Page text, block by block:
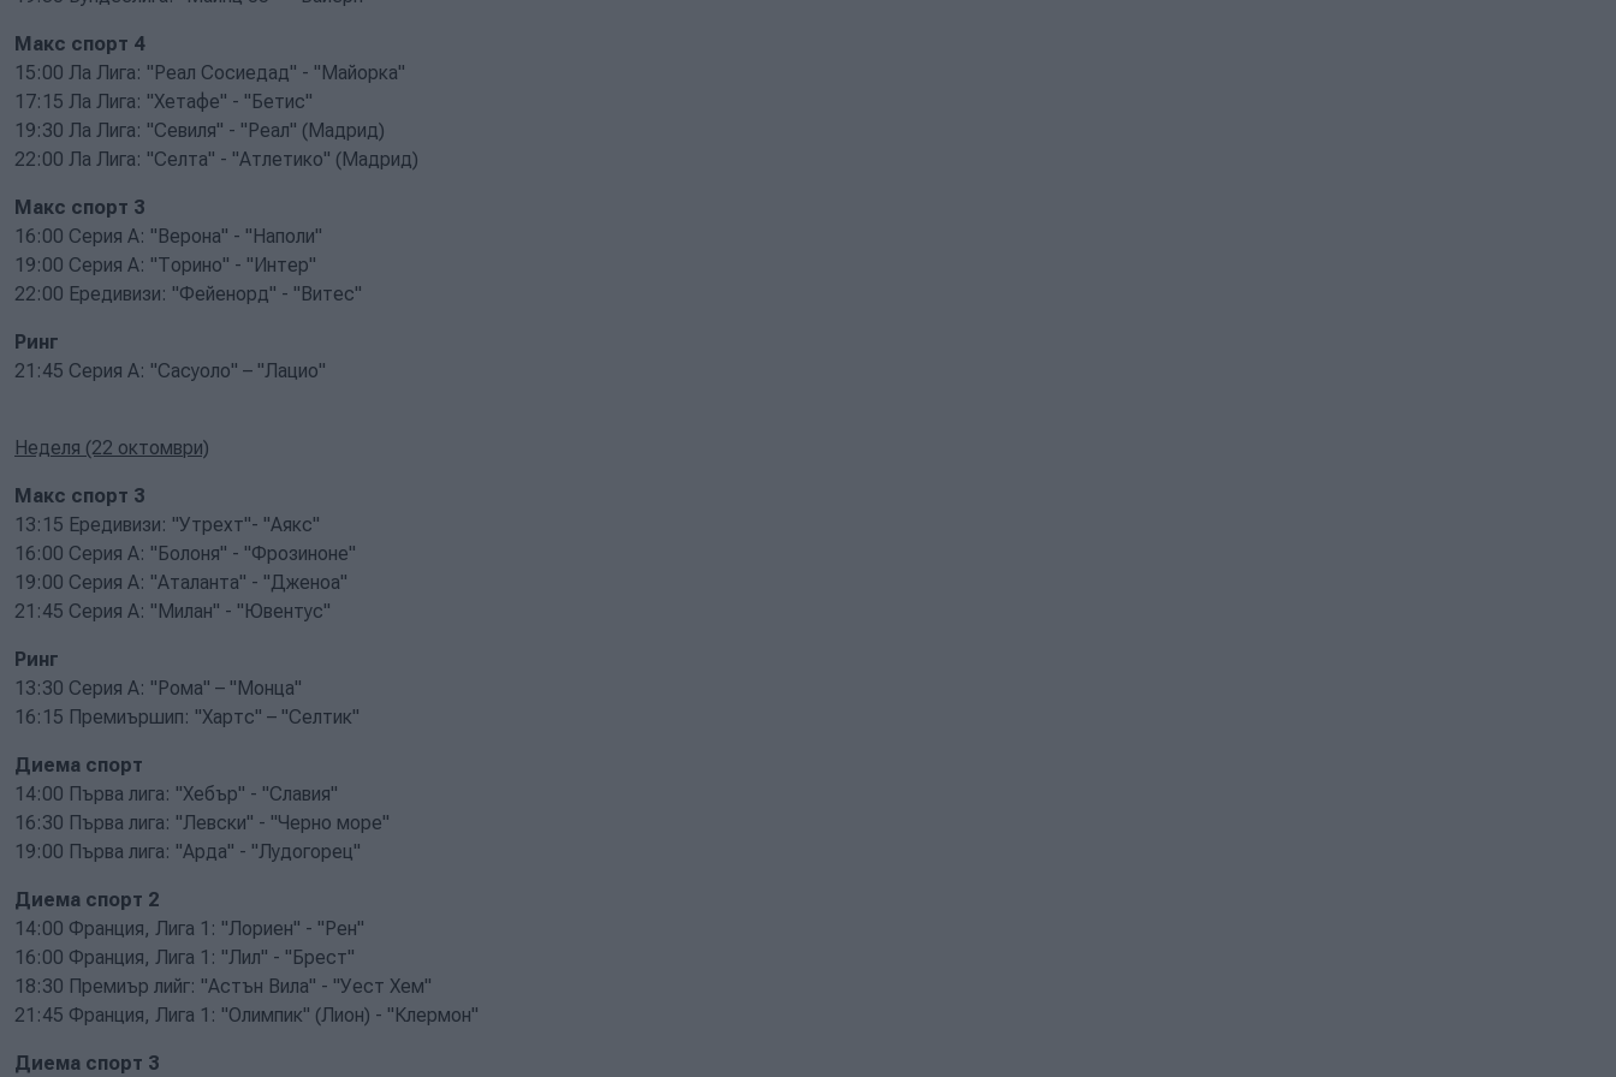
Макс спорт 4
15:00 Ла Лига: "Реал Сосиедад" - "Майорка"
17:15 Ла Лига: "Хетафе" - "Бетис"
19:30 Ла Лига: "Севиля" - "Реал" (Мадрид)
22:00 Ла Лига: "Селта" - "Атлетико" (Мадрид)
Макс спорт 3
16:00 Серия А: "Верона" - "Наполи"
19:00 Серия А: "Торино" - "Интер"
22:00 Ередивизи: "Фейенорд" - "Витес"
Ринг
21:45 Серия А: "Сасуоло" – "Лацио"
Неделя (22 октомври)
Макс спорт 3
13:15 Ередивизи: "Утрехт"- "Аякс"
16:00 Серия А: "Болоня" - "Фрозиноне"
19:00 Серия А: "Аталанта" - "Дженоа"
21:45 Серия А: "Милан" - "Ювентус"
Ринг
13:30 Серия А: "Рома" – "Монца"
16:15 Премиършип: "Хартс" – "Селтик"
Диема спорт
14:00 Първа лига: "Хебър" - "Славия"
16:30 Първа лига: "Левски" - "Черно море"
19:00 Първа лига: "Арда" - "Лудогорец"
Диема спорт 2
14:00 Франция, Лига 1: "Лориен" - "Рен"
16:00 Франция, Лига 1: "Лил" - "Брест"
18:30 Премиър лийг: "Астън Вила" - "Уест Хем"
21:45 Франция, Лига 1: "Олимпик" (Лион) - "Клермон"
Диема спорт 3